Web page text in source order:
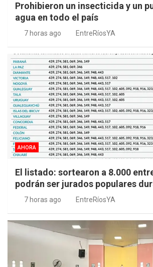
Prohibieron un insecticida y un
agua en todo el país
7 horas ago EntreRíosYA
AHORA
El listado: sortearon a 8.000
podrán ser jurados populares
7 horas ago EntreRíosYA